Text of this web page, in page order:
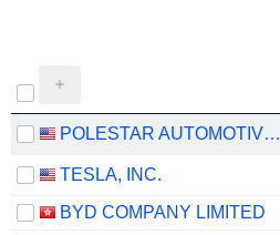
POLESTAR AUTOMOTIVE HOLDING UK PLC
TESLA, INC.
BYD COMPANY LIMITED